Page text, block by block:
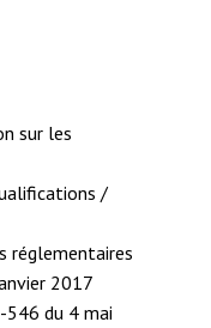
sur les
/
réglementaires
2017
du 4 mai